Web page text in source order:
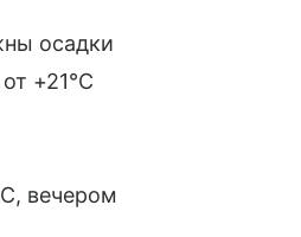
осадки
+21°C
вечером